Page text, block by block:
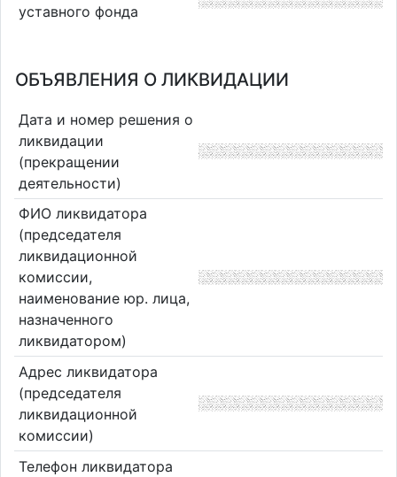
уставного фонда
ОБЪЯВЛЕНИЯ О ЛИКВИДАЦИИ
Дата и номер решения о
ликвидации
(прекращении
деятельности)
ФИО ликвидатора
(председателя
ликвидационной
комиссии,
наименование юр. лица,
назначенного
ликвидатором)
Адрес ликвидатора
(председателя
ликвидационной
комиссии)
Телефон ликвидатора